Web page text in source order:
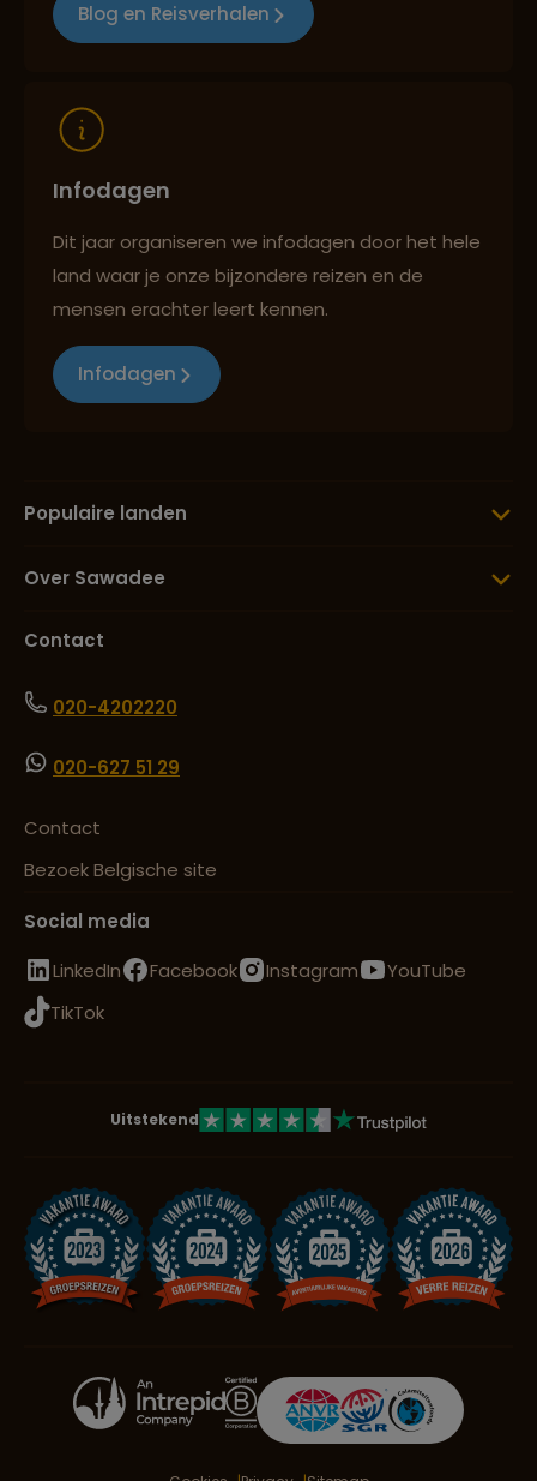
Blog en Reisverhalen
Infodagen
Dit jaar organiseren we infodagen door het hele
land waar je onze bijzondere reizen en de
mensen erachter leert kennen.
Infodagen
Populaire landen
Over Sawadee
Contact
020-4202220
020-627 51 29
Contact
Bezoek Belgische site
Social media
LinkedIn
Facebook Instagram
YouTube
TikTok
Uitstekend